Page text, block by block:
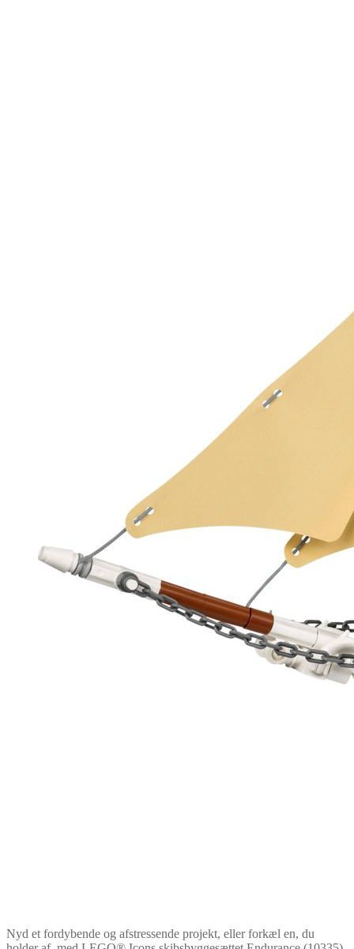
Nyd et fordybende og afstressende projekt, eller forkæl en, du